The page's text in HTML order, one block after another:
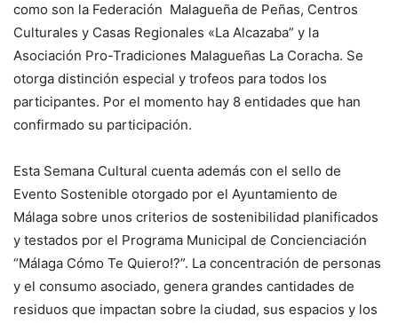
como son la Federación Malagueña de Peñas, Centros
Culturales y Casas Regionales «La Alcazaba” y la
Asociación Pro-Tradiciones Malagueñas La Coracha. Se
otorga distinción especial y trofeos para todos los
participantes. Por el momento hay 8 entidades que han
confirmado su participación.
Esta Semana Cultural cuenta además con el sello de
Evento Sostenible otorgado por el Ayuntamiento de
Málaga sobre unos criterios de sostenibilidad planificados
y testados por el Programa Municipal de Concienciación
“Málaga Cómo Te Quiero!?”. La concentración de personas
y el consumo asociado, genera grandes cantidades de
residuos que impactan sobre la ciudad, sus espacios y los